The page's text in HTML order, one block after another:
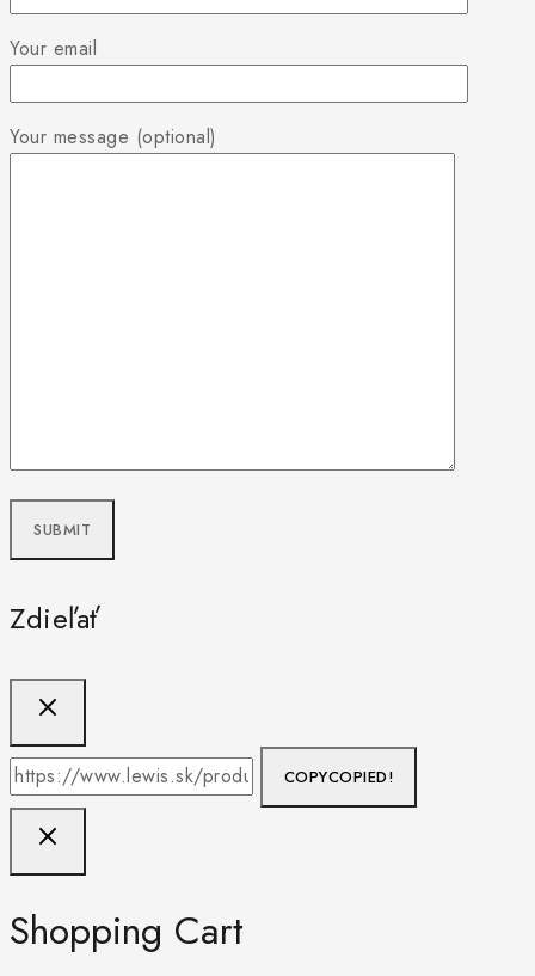
Your email
Your message (optional)
Zdieľať
COPYCOPIED!
Shopping Cart